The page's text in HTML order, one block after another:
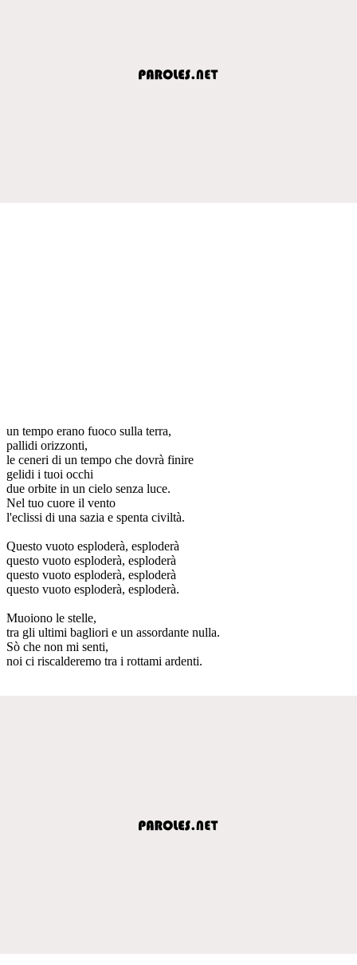
un tempo erano fuoco sulla terra,
pallidi orizzonti,
le ceneri di un tempo che dovrà finire
gelidi i tuoi occhi
due orbite in un cielo senza luce.
Nel tuo cuore il vento
l'eclissi di una sazia e spenta civiltà.
Questo vuoto esploderà, esploderà
questo vuoto esploderà, esploderà
questo vuoto esploderà, esploderà
questo vuoto esploderà, esploderà.
Muoiono le stelle,
tra gli ultimi bagliori e un assordante nulla.
Sò che non mi senti,
noi ci riscalderemo tra i rottami ardenti.